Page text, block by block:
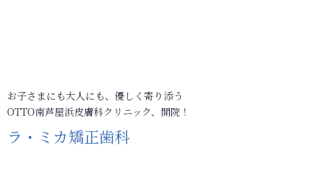
お子さまにも大人にも、優しく寄り添う
OTTO南芦屋浜皮膚科クリニック、開院！
ラ・ミカ矯正歯科